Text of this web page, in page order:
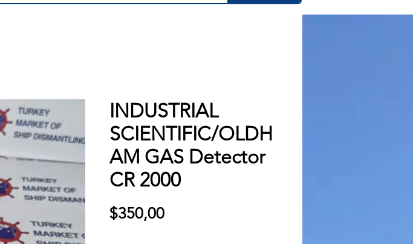
INDUSTRIAL
SCIENTIFIC/OLDH
AM GAS Detector
CR 2000
$350,00Fiyat